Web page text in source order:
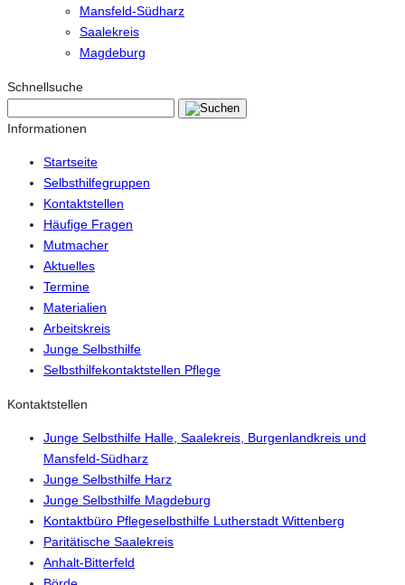
Mansfeld-Südharz
Saalekreis
Magdeburg
Schnellsuche
Informationen
Startseite
Selbsthilfegruppen
Kontaktstellen
Häufige Fragen
Mutmacher
Aktuelles
Termine
Materialien
Arbeitskreis
Junge Selbsthilfe
Selbsthilfekontaktstellen Pflege
Kontaktstellen
Junge Selbsthilfe Halle, Saalekreis, Burgenlandkreis und
Mansfeld-Südharz
Junge Selbsthilfe Harz
Junge Selbsthilfe Magdeburg
Kontaktbüro Pflegeselbsthilfe Lutherstadt Wittenberg
Paritätische Saalekreis
Anhalt-Bitterfeld